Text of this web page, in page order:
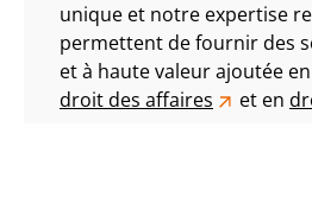
unique et notre expertise
permettent de fournir des
et à haute valeur ajoutée en
droit des affaires
et en